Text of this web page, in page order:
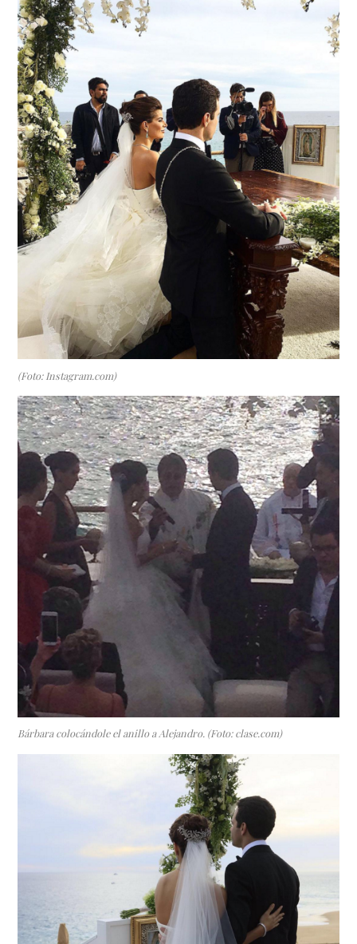
(Foto: Instagram.com)
Bárbara colocándole el anillo a Alejandro. (Foto: clase.com)